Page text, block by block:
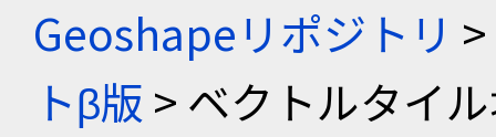
Geoshapeリポジトリ >
トβ版 > ベクトルタイ